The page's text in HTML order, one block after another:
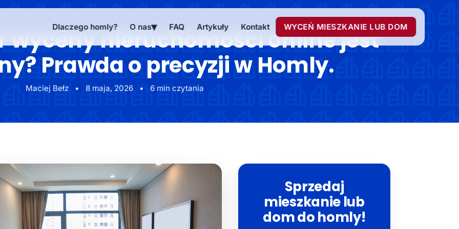
Dlaczego homly? O nas FAQ Artykuły Kontakt WYCEŃ MIESZKANIE LUB DOM
wyceny nieruchomości online jest
Prawda o precyzji w Homly.
Maciej Bełz • 8 maja, 2026 • 6 min czytania
Sprzedaj
mieszkanie lub
dom do homly!